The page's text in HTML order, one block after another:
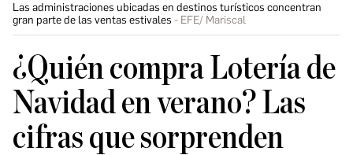
Las administraciones ubicadas en destinos turísticos concentran
gran parte de las ventas estivales
EFE/ Mariscal
¿Quién compra Lotería de
Navidad en verano? Las
cifras que sorprenden